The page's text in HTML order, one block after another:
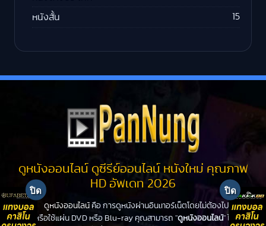
หนังสั้น 15
ดูหนังออนไลน์ ดูซีรีย์ออนไลน์ หนังใหม่ คุณภาพ
HD อัพเดท 2026
ดูหนังออนไลน์ คือ การดูหนังผ่านอินเทอร์เน็ตโดยไม่ต้องไปโรง
หนังหรือใช้แผ่น DVD หรือ Blu-ray คุณสามารถ "ดูหนังออนไลน์" ได้ที่